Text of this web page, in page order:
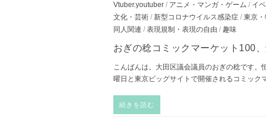
Vtuber.youtuber/ アニメ・マンガ・ゲーム / イ
文化・芸術/ 新型コロナウイルス感染症/ 東京・
同人関連 / 表現規制・表現の自由 / 趣味
おぎの稔コミックマーケット100
こんばんは。大田区議会議員のおぎの稔です。
曜日と東京ビッグサイトで開催されるコミック
続きを読む